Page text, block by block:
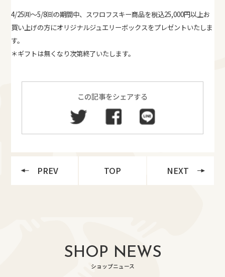
4/25㈪〜5/8㈰の期間中、スワロフスキー商品を税込25,000円以上お
買い上げの方にオリジナルジュエリーボックスをプレゼントいたしま
す。
＊ギフトは無くなり次第終了いたします。
この記事をシェアする
PREV TOP NEXT
SHOP NEWS
ショップニュース